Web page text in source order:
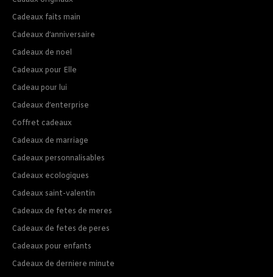
Cadeaux faits main
Cadeaux d’anniversaire
Cadeaux de noel
Cadeaux pour Elle
Cadeau pour lui
Cadeaux d’enterprise
Coffret cadeaux
Cadeaux de marriage
Cadeaux personnalisables
Cadeaux ecologiques
Cadeaux saint-valentin
Cadeaux de fetes de meres
Cadeaux de fetes de peres
Cadeaux pour enfants
Cadeaux de derniere minute